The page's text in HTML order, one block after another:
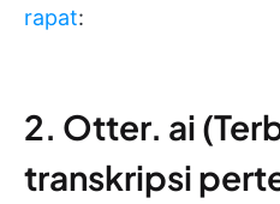
rapat:
2. Otter. ai
transkripsi